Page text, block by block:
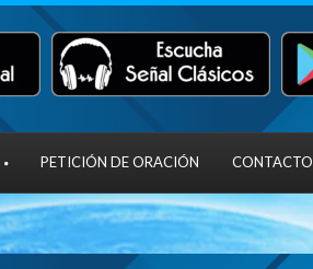
PETICIÓN DE ORACIÓN CONTACTO